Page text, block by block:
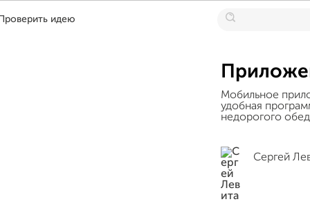
идею
Мобильное
удобная
недорогого
Сергей